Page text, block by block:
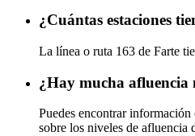
¿Cuántas estaciones
La línea o ruta 163 de Farte
¿Hay mucha afluencia
Puedes encontrar
sobre los niveles de afluencia